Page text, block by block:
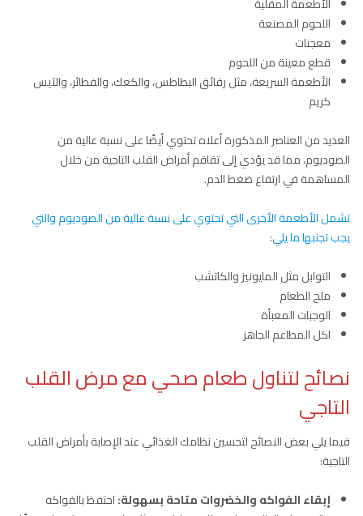
اللحوم المصنعة
معجنات
قطع معينة من اللحوم
الأطعمة السريعة، مثل رقائق البطاطس، والكعك، والفطائر، والآيس
كريم
العديد من العناصر المذكورة أعلاه تحتوي أيضًا على نسبة عالية من
الصوديوم، مما قد يؤدي إلى تفاقم أمراض القلب التاجية من خلال
المساهمة في ارتفاع ضغط الدم.
تشمل الأطعمة الأخرى التي تحتوي على نسبة عالية من الصوديوم والتي
يجب تجنبها ما يلي:
التوابل مثل المايونيز والكاتشب
ملح الطعام
الوجبات المعبأة
اكل المطاعم الجاهز
نصائح لتناول طعام صحي مع مرض القلب
التاجي
فيما يلي بعض النصائح لتحسين نظامك الغذائي عند الإصابة بأمراض القلب
التاجية:
إبقاء الفواكه والخضروات متاحة بسهولة:احتفظ بالفواكه